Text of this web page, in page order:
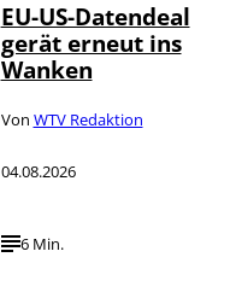
EU-US-Datendeal
gerät erneut ins
Wanken
Von WTV Redaktion
04.08.2026
6 Min.